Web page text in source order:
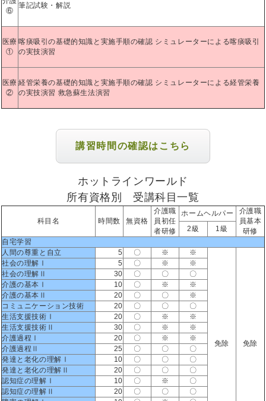
⑥
筆記試験・解説
医療
①
喀痰吸引の基礎的知識と実施手順の確認 シミュレーターによる喀痰吸引
の実技演習
医療
②
経管栄養の基礎的知識と実施手順の確認 シミュレーターによる経管栄養
の実技演習 救急蘇生法演習
講習時間の確認はこちら
ホットラインワールド
所有資格別 受講科目一覧
科目名 時間数 無資格
介護職
員初任
者研修
ホームヘルパー
介護職
員基本
研修
2級
1級
自宅学習
人間の尊重と自立
5 〇 ※ ※
免除 免除
社会の理解Ⅰ 5 〇 ※
※
社会の理解Ⅱ
30 〇 〇
〇
介護の基本Ⅰ
10 〇 ※
※
介護の基本Ⅱ
20 〇 〇
※
コミュニケーション技術
20 〇 〇
〇
生活支援技術Ⅰ
20 〇 ※
※
生活支援技術Ⅱ
30 〇 ※
※
介護過程Ⅰ
20 〇 ※
※
介護過程Ⅱ
25 〇 〇
〇
発達と老化の理解Ⅰ
10 〇 〇
〇
発達と老化の理解Ⅱ
20 〇 〇
〇
認知症の理解Ⅰ
10 〇 ※
〇
認知症の理解Ⅱ
20 〇 〇
〇